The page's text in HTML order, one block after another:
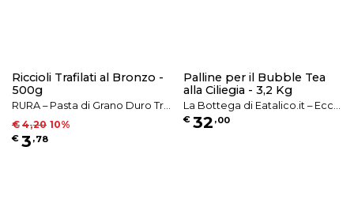
Riccioli Trafilati al Bronzo -
500g
RURA – Pasta di Grano Duro Tra
filata al Bronzo di Puglia
€ 4,20 10%
€ 3 ,78
Palline per il Bubble Tea
alla Ciliegia - 3,2 Kg
La Bottega di Eatalico.it – Ecce
llenze Alimentari Italiane
€ 32 ,00